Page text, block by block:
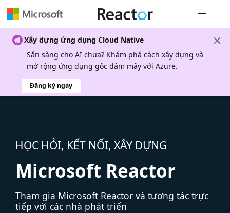
Xây dựng ứng dụng Cloud Native
Sẵn sàng cho AI chưa? Khám phá cách xây dựng và
mở rộng ứng dụng gốc đám mây với Azure.
Đăng ký ngay
HỌC HỎI, KẾT NỐI, XÂY DỰNG
Microsoft Reactor
Tham gia Microsoft Reactor và tương tác trực
tiếp với các nhà phát triển